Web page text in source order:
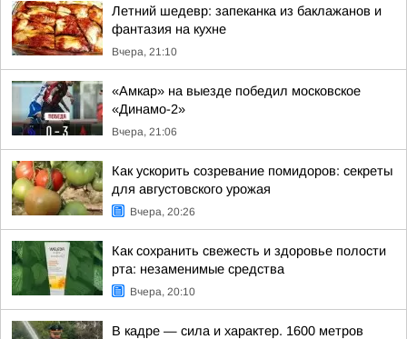
Летний шедевр: запеканка из баклажанов и
фантазия на кухне
Вчера, 21:10
«Амкар» на выезде победил московское
«Динамо-2»
Вчера, 21:06
Как ускорить созревание помидоров: секреты
для августовского урожая
Вчера, 20:26
Как сохранить свежесть и здоровье полости
рта: незаменимые средства
Вчера, 20:10
В кадре — сила и характер. 1600 метров